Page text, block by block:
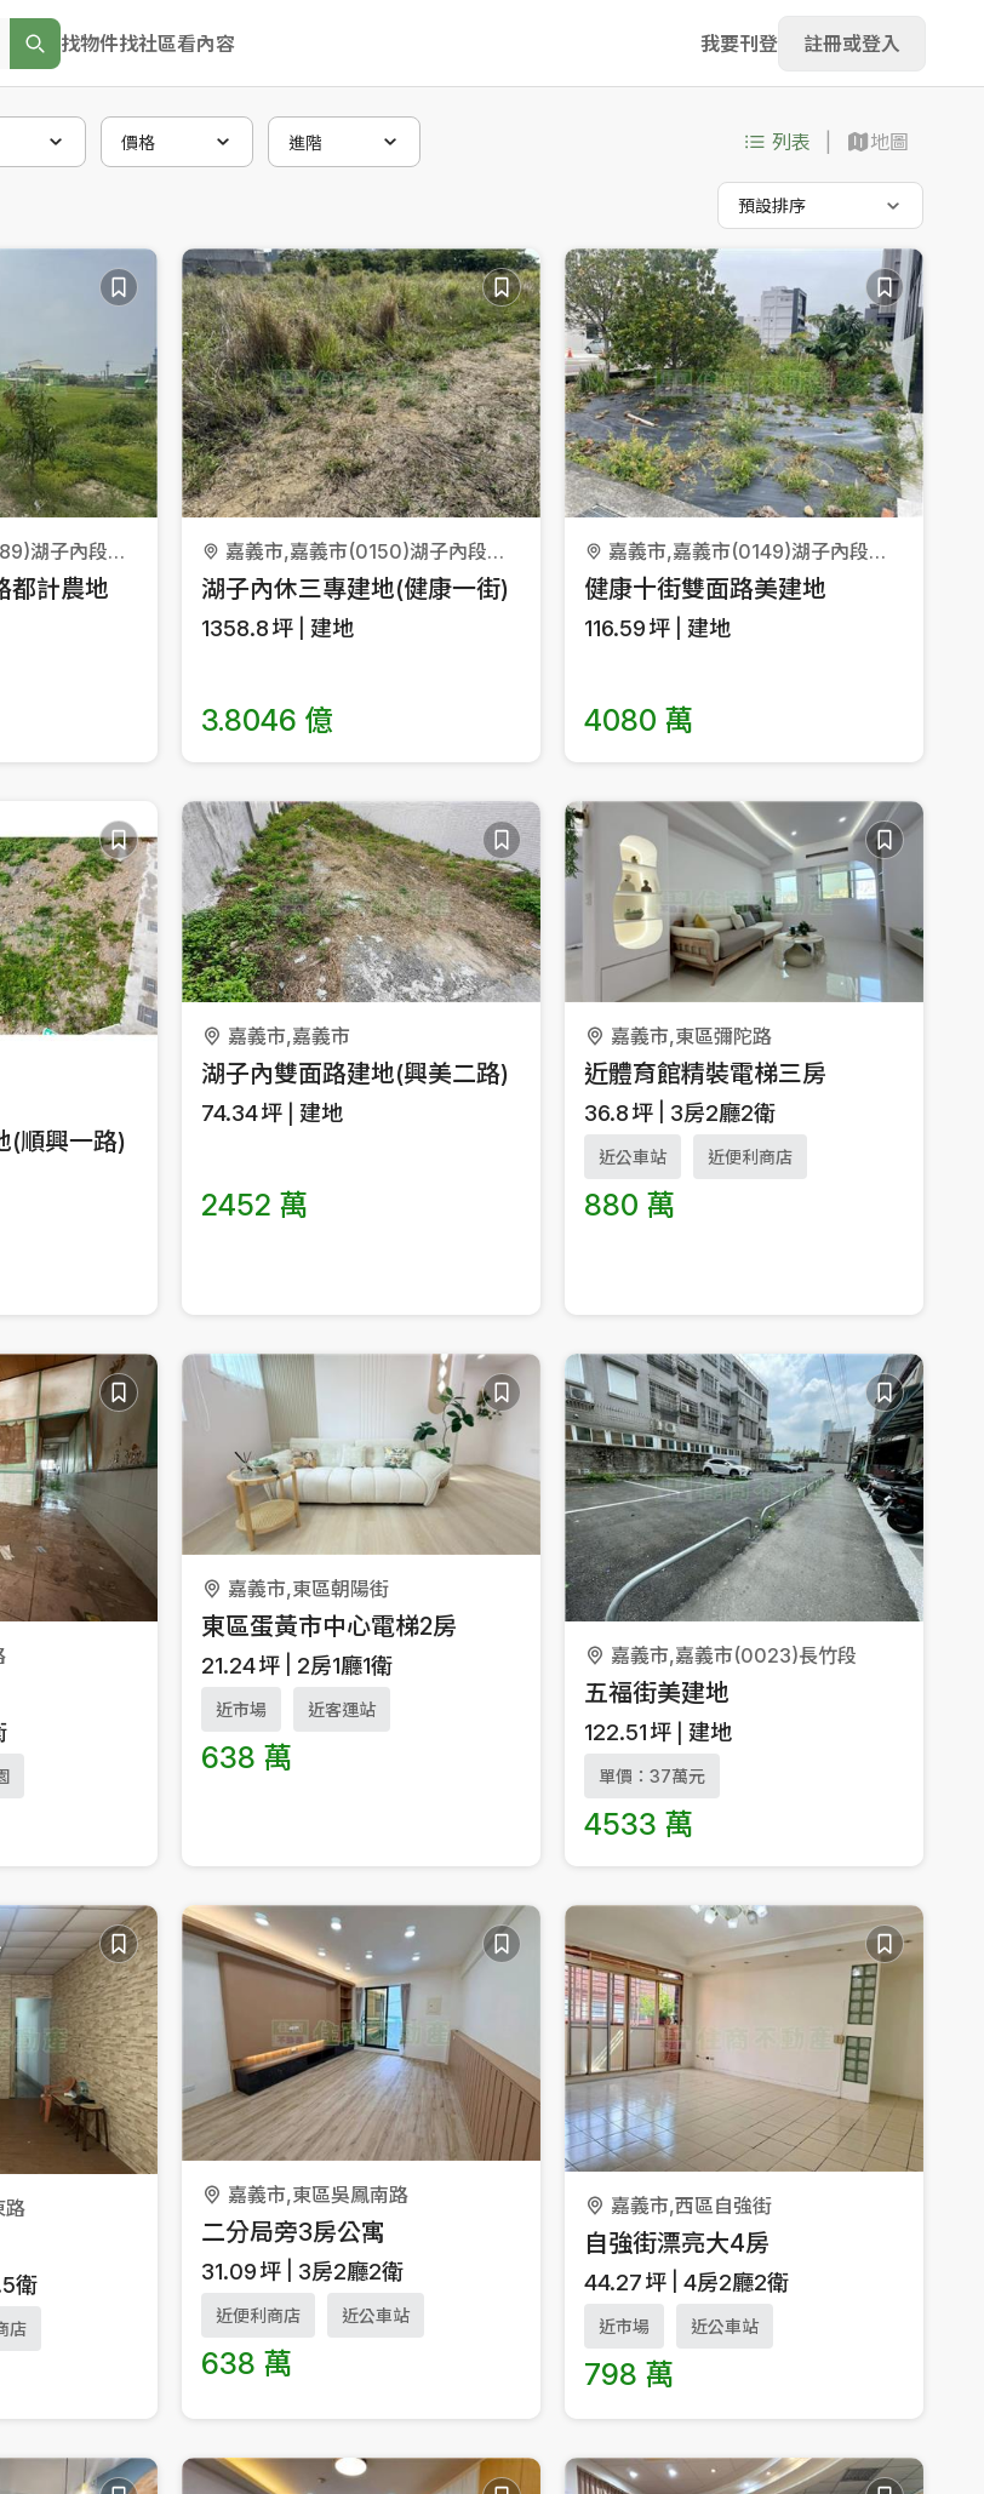
找物件找社區看內容 我要刊登 註冊或登入
價格 進階 列表 地圖
預設排序
嘉義市,嘉義市(0089)湖子內段湖內小段
都計農地
嘉義市,嘉義市(0150)湖子內段湖美小段
湖子內休三專建地(健康一街)
1358.8坪 建地
3.8046 億
嘉義市,嘉義市(0149)湖子內段新民小段
健康十街雙面路美建地
116.59坪 建地
4080 萬
(順興一路)
嘉義市,嘉義市
湖子內雙面路建地(興美二路)
74.34坪 建地
2452 萬
嘉義市,東區彌陀路
近體育館精裝電梯三房
36.8坪 3房2廳2衛
近公車站 近便利商店
880 萬
嘉義市,東區朝陽街
東區蛋黃市中心電梯2房
21.24坪 2房1廳1衛
近市場 近客運站
638 萬
嘉義市,嘉義市(0023)長竹段
五福街美建地
122.51坪 建地
單價：37萬元
4533 萬
路
衛
店
嘉義市,東區吳鳳南路
二分局旁3房公寓
31.09坪 3房2廳2衛
近便利商店 近公車站
638 萬
嘉義市,西區自強街
自強街漂亮大4房
44.27坪 4房2廳2衛
近市場 近公車站
798 萬